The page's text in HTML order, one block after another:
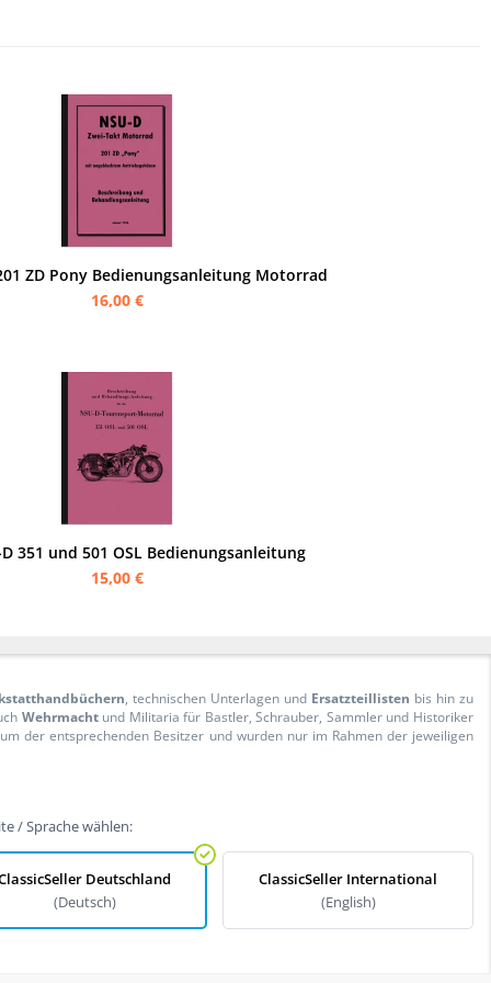
ZD Pony Bedienungsanleitung Motorrad
16,00 €
D 351 und 501 OSL Bedienungsanleitung
15,00 €
, technischen Unterlagen und Ersatzteillisten bis hin zu
Wehrmachtund Militaria für Bastler, Schrauber, Sammler und Historiker
der entsprechenden Besitzer und wurden nur im Rahmen der jeweiligen
/ Sprache wählen:
Deutschland
(Deutsch)
ClassicSeller International
(English)